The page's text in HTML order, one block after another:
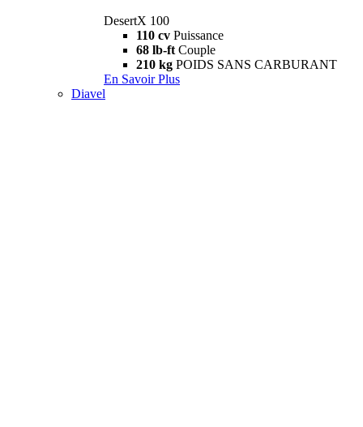
DesertX 100
110 cv Puissance
68 lb-ft Couple
210 kg POIDS SANS CARBURANT
En Savoir Plus
Diavel